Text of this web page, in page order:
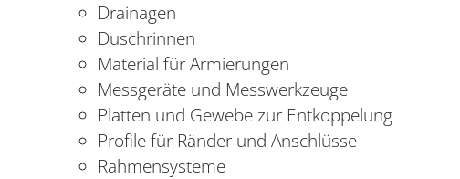
Drainagen
Duschrinnen
Material für Armierungen
Messgeräte und Messwerkzeuge
Platten und Gewebe zur Entkoppelung
Profile für Ränder und Anschlüsse
Rahmensysteme